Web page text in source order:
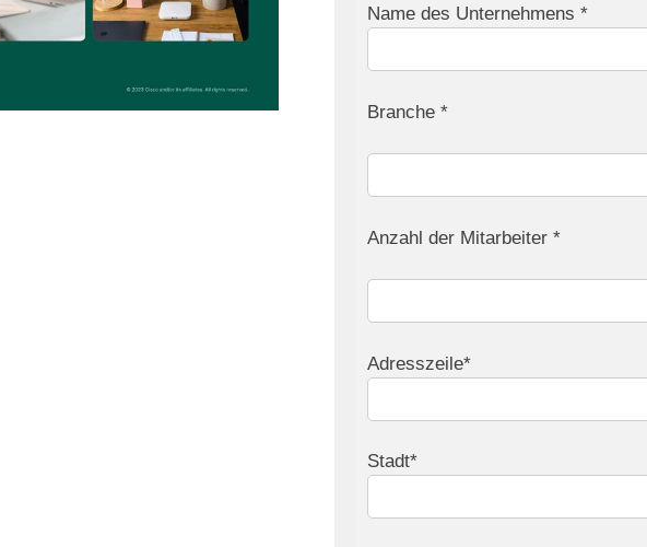
Name des Unternehmens *
Branche *
Anzahl der Mitarbeiter *
Adresszeile*
Stadt*